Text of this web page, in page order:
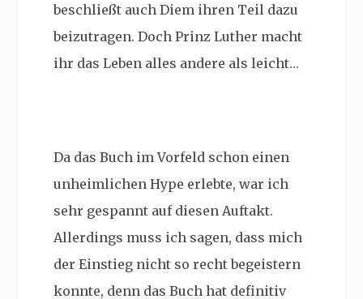
beschließt auch Diem ihren Teil dazu
beizutragen. Doch Prinz Luther macht
ihr das Leben alles andere als leicht…
Da das Buch im Vorfeld schon einen
unheimlichen Hype erlebte, war ich
sehr gespannt auf diesen Auftakt.
Allerdings muss ich sagen, dass mich
der Einstieg nicht so recht begeistern
konnte, denn das Buch hat definitiv